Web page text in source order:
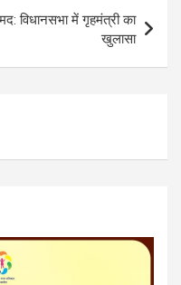
विधानसभा में गृहमंत्री का
खुलासा